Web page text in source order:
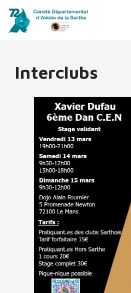
Interclubs